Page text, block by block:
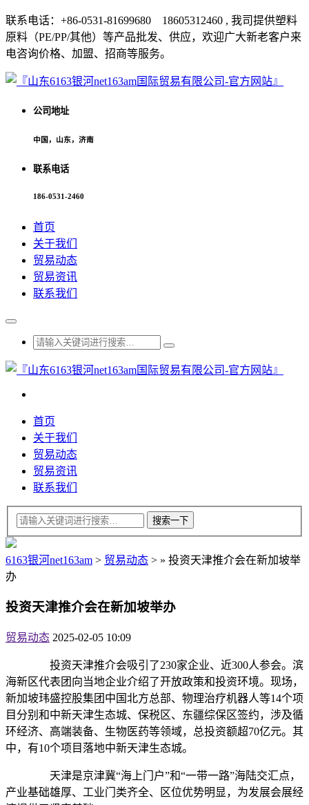
联系电话：+86-0531-81699680 18605312460 , 我司提供塑料
原料（PE/PP/其他）等产品批发、供应，欢迎广大新老客户来
电咨询价格、加盟、招商等服务。
公司地址
中国，山东，济南
联系电话
186-0531-2460
首页
关于我们
贸易动态
贸易资讯
联系我们
首页
关于我们
贸易动态
贸易资讯
联系我们
6163银河net163am > 贸易动态 > » 投资天津推介会在新加坡举
办
投资天津推介会在新加坡举办
贸易动态 2025-02-05 10:09
投资天津推介会吸引了230家企业、近300人参会。滨
海新区代表团向当地企业介绍了开放政策和投资环境。现场，
新加坡玮盛控股集团中国北方总部、物理治疗机器人等14个项
目分别和中新天津生态城、保税区、东疆综保区签约，涉及循
环经济、高端装备、生物医药等领域，总投资额超70亿元。其
中，有10个项目落地中新天津生态城。
天津是京津冀“海上门户”和“一带一路”海陆交汇点，
产业基础雄厚、工业门类齐全、区位优势明显，为发展会展经